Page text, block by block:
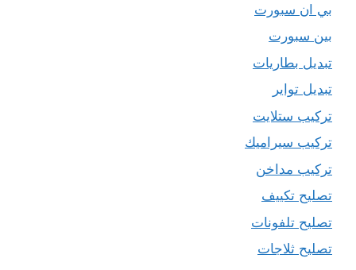
بي ان سبورت
بين سبورت
تبديل بطاريات
تبديل تواير
تركيب ستلايت
تركيب سيراميك
تركيب مداخن
تصليح تكييف
تصليح تلفونات
تصليح ثلاجات